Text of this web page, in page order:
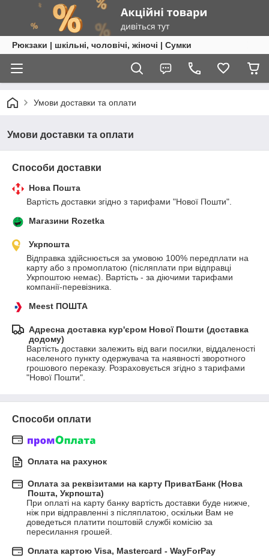
Рюкзаки | шкільні, чоловічі, жіночі | Сумки
Умови доставки та оплати
Умови доставки та оплати
Способи доставки
Нова Пошта
Вартість доставки згідно з тарифами "Нової Пошти".
Магазини Rozetka
Укрпошта
Відправка здійснюється за умовою 100% передплати на
карту або з промоплатою (післяплати при відправці
Укрпоштою немає). Вартість - за діючими тарифами
компанії-перевізника.
Meest ПОШТА
Адресна доставка кур'єром Нової Пошти (доставка
додому)
Вартість доставки залежить від ваги посилки, віддаленості
населеного пункту одержувача та наявності зворотного
грошового переказу. Розраховується згідно з тарифами
"Нової Пошти".
Способи оплати
Оплата на рахунок
Оплата за реквізитами на карту ПриватБанк (Нова
Пошта, Укрпошта)
При оплаті на карту банку вартість доставки буде нижче,
ніж при відправленні з післяплатою, оскільки Вам не
доведеться платити поштовій службі комісію за
пересилання грошей.
Оплата картою Visa, Mastercard - WayForPay